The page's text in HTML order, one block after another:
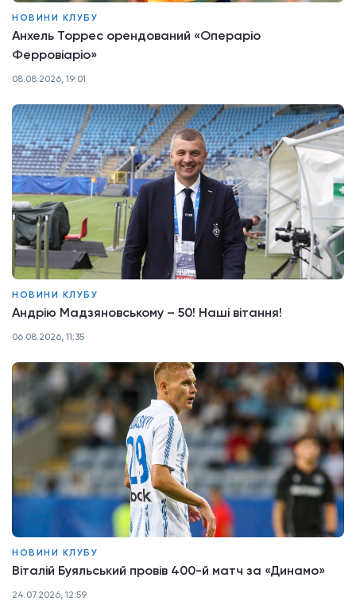
НОВИНИ КЛУБУ
Анхель Торрес орендований «Операріо
Ферровіаріо»
08.08.2026, 19:01
НОВИНИ КЛУБУ
Андрію Мадзяновському – 50! Наші вітання!
06.08.2026, 11:35
НОВИНИ КЛУБУ
Віталій Буяльський провів 400-й матч за «Динамо»
24.07.2026, 12:59